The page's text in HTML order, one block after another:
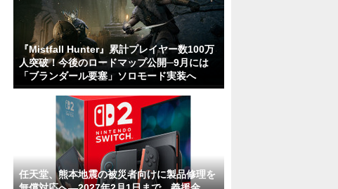
『Mistfall Hunter』累計プレイヤー数100万
人突破！今後のロードマップ公開─9月には
「ブランダール要塞」ソロモード実装へ
任天堂、熊本地震の被災者向けに製品修理を